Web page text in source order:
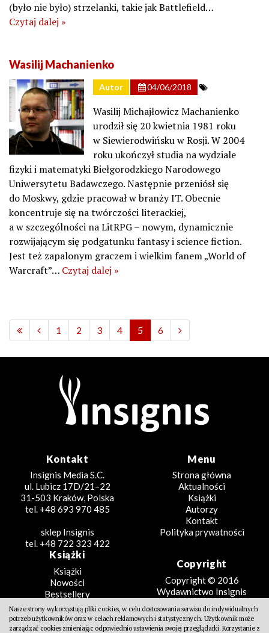
(było nie było) strzelanki, takie jak Battlefield…
Czytaj dalej »
Wasilij Machanienko
Autor 04/06/2018
Wasilij Michajłowicz Machanienko
urodził się 20 kwietnia 1981 roku
w Siewierodwińsku w Rosji. W 2004
roku ukończył studia na wydziale
fizyki i matematyki Biełgorodzkiego Narodowego
Uniwersytetu Badawczego. Następnie przeniósł się
do Moskwy, gdzie pracował w branży IT. Obecnie
koncentruje się na twórczości literackiej,
a w szczególności na LitRPG – nowym, dynamicznie
rozwijającym się podgatunku fantasy i science fiction.
Jest też zapalonym graczem i wielkim fanem „World of
Warcraft”… Czytaj dalej »
1 2 3 4 5 6
Kontakt
Insignis Media S.C.
ul. Lubicz 17D/21–22
31-503 Kraków, Polska
tel. +48 693 970 485
sklep Insignis
tel. +48 722 323 422
Menu
Strona główna
Aktualności
Książki
Autorzy
Kontakt
Polityka prywatności
Książki
Książki
Nowości
Bestsellery
Zapowiedzi
Beletrystyka
Fantastyka
Copyright
Copyright © 2016
Wydawnictwo Insignis
Projekt
Nasze strony wykorzystują pliki cookies, w celu dostosowania serwisu do indywidualnych
potrzeb użytkowników oraz w celach reklamowych i statystycznych. Użytkownik może
zarządzać cookies zmieniając odpowiednio ustawienia swojej przeglądarki. Korzystanie z